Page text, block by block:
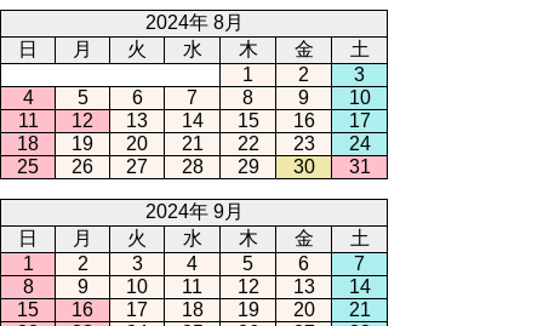
2024年 8月
日
月 火 水 木 金
土
1
2
3
4
5 6 7 8 9
10
11
12 13 14 15 16
17
18
19 20 21 22 23
24
25
26 27 28 29 30 31
2024年 9月
日
月 火 水 木 金
土
1
2 3 4 5 6
7
8
9 10 11 12 13
14
15
16 17 18 19 20
21